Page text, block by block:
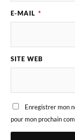
E-MAIL *
SITE WEB
Enregistrer mon
pour mon prochain